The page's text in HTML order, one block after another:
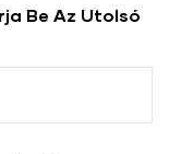
Be Az Utolsó